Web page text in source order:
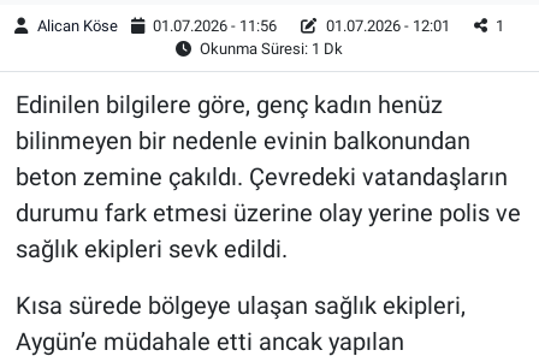
Alican Köse 01.07.2026 - 11:56 01.07.2026 - 12:01
1
Okunma Süresi: 1 Dk
Edinilen bilgilere göre, genç kadın henüz
bilinmeyen bir nedenle evinin balkonundan
beton zemine çakıldı. Çevredeki vatandaşların
durumu fark etmesi üzerine olay yerine polis ve
sağlık ekipleri sevk edildi.
Kısa sürede bölgeye ulaşan sağlık ekipleri,
Aygün’e müdahale etti ancak yapılan